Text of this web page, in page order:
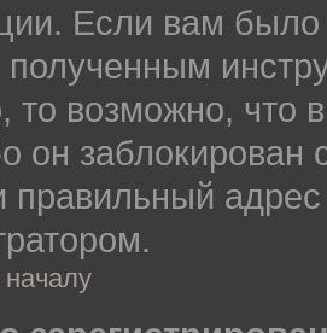
Если вам
полученным
то возможно, что
он
правильный
началу